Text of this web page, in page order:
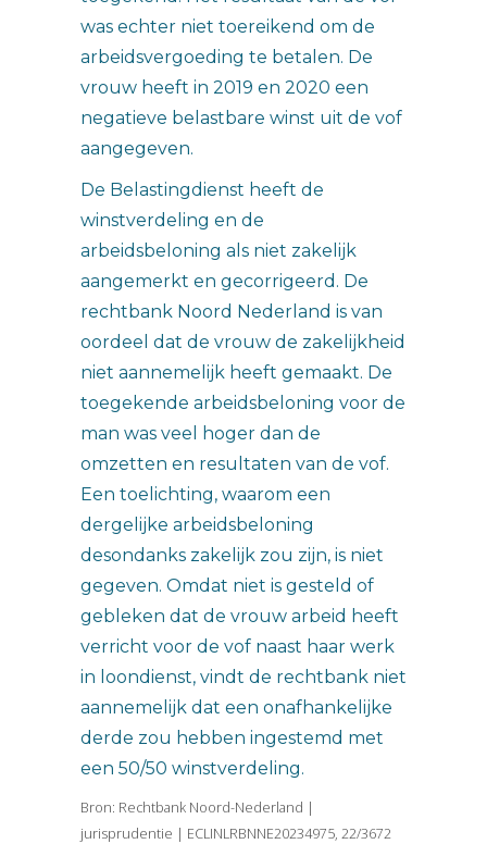
was echter niet toereikend om de
arbeidsvergoeding te betalen. De
vrouw heeft in 2019 en 2020 een
negatieve belastbare winst uit de vof
aangegeven.
De Belastingdienst heeft de
winstverdeling en de
arbeidsbeloning als niet zakelijk
aangemerkt en gecorrigeerd. De
rechtbank Noord Nederland is van
oordeel dat de vrouw de zakelijkheid
niet aannemelijk heeft gemaakt. De
toegekende arbeidsbeloning voor de
man was veel hoger dan de
omzetten en resultaten van de vof.
Een toelichting, waarom een
dergelijke arbeidsbeloning
desondanks zakelijk zou zijn, is niet
gegeven. Omdat niet is gesteld of
gebleken dat de vrouw arbeid heeft
verricht voor de vof naast haar werk
in loondienst, vindt de rechtbank niet
aannemelijk dat een onafhankelijke
derde zou hebben ingestemd met
een 50/50 winstverdeling.
Bron: Rechtbank Noord-Nederland |
jurisprudentie | ECLINLRBNNE20234975, 22/3672